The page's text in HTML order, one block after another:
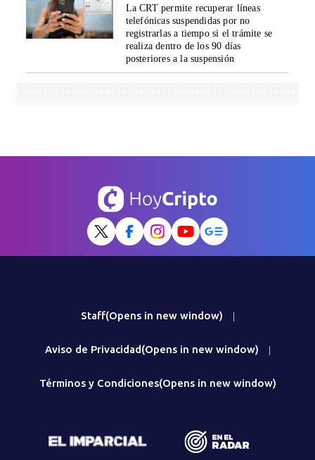
La CRT permite recuperar líneas
telefónicas suspendidas por no
registrarlas a tiempo si el trámite se
realiza dentro de los 90 días
posteriores a la suspensión
Staff(Opens in new window) |
Aviso de Privacidad(Opens in new window) |
Términos y Condiciones(Opens in new window)